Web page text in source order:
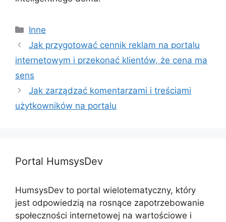
Kategorie
Inne
Jak przygotować cennik reklam na portalu
internetowym i przekonać klientów, że cena ma
sens
Jak zarządzać komentarzami i treściami
użytkowników na portalu
Portal HumsysDev
HumsysDev to portal wielotematyczny, który
jest odpowiedzią na rosnące zapotrzebowanie
społeczności internetowej na wartościowe i